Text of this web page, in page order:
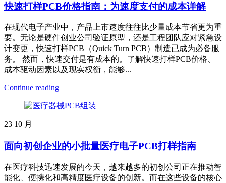
快速打样PCB价格指南：为速度支付的成本详解
在现代电子产业中，产品上市速度往往比少量成本节省更为重
要。无论是硬件创业公司验证原型，还是工程团队应对紧急设
计变更，快速打样PCB（Quick Turn PCB）制造已成为必备服
务。 然而，快速交付是有成本的。了解快速打样PCB价格、
成本驱动因素以及现实权衡，能够...
Continue reading
23 10 月
面向初创企业的小批量医疗电子PCB打样指南
在医疗科技迅速发展的今天，越来越多的初创公司正在推动智
能化、便携化和高精度医疗设备的创新。而在这些设备的核心